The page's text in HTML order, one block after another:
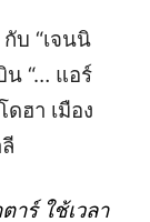
กับ “เจนนิ
น “… แอร์
ดฮา เมือง
าร์ ใช้เวลา